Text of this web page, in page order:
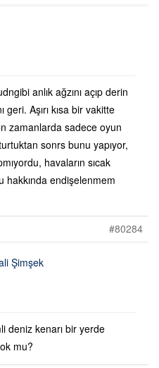
anlık ağzını açıp derin
geri. Aşırı kısa bir vakitte
zamanlarda sadece oyun
sonrs bunu yapıyor,
havaların sıcak
hakkında endişelenmem
#80284
Şimşek
deniz kenarı bir yerde
mu?